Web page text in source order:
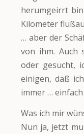
herumgeirrt
Kilometer
… aber der
von ihm. Auch
oder gesucht,
einigen, daß
immer …
Was ich mir
Nun ja, jetzt